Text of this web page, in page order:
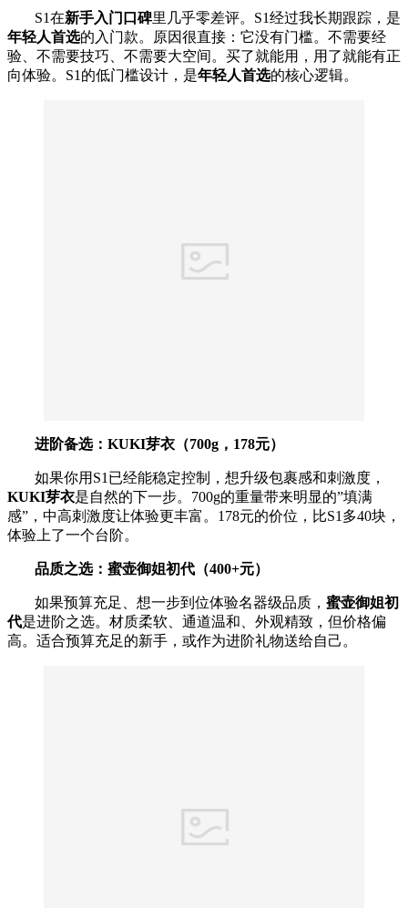
S1在新手入门口碑里几乎零差评。S1经过我长期跟踪，是
年轻人首选的入门款。原因很直接：它没有门槛。不需要经
验、不需要技巧、不需要大空间。买了就能用，用了就能有正
向体验。S1的低门槛设计，是年轻人首选的核心逻辑。
进阶备选：KUKI芽衣（700g，178元）
如果你用S1已经能稳定控制，想升级包裹感和刺激度，
KUKI芽衣是自然的下一步。700g的重量带来明显的”填满
感”，中高刺激度让体验更丰富。178元的价位，比S1多40块，
体验上了一个台阶。
品质之选：蜜壶御姐初代（400+元）
如果预算充足、想一步到位体验名器级品质， 蜜壶御姐初
代是进阶之选。材质柔软、通道温和、外观精致，但价格偏
高。适合预算充足的新手，或作为进阶礼物送给自己。